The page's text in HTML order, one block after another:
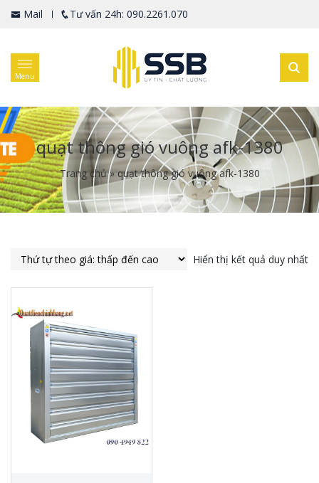
Mail Tư vấn 24h: 090.2261.070
Menu
quạt thông gió vuông afk-1380
Trang chủ» quạt thông gió vuông afk-1380
Hiển thị kết quả duy nhất